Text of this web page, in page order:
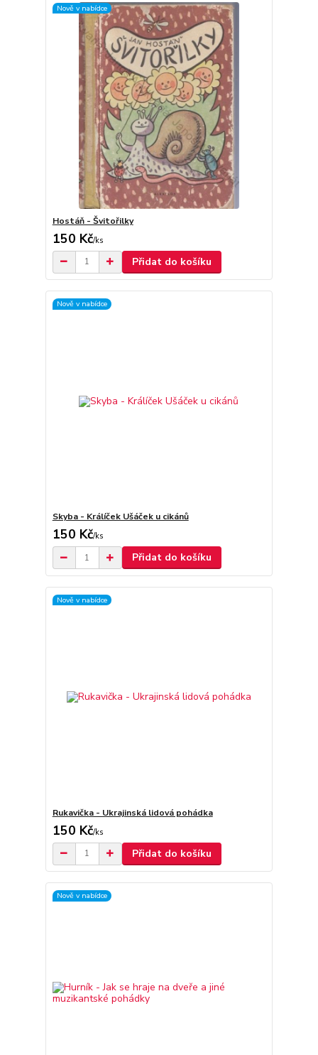
Nově v nabídce
Hostáň - Švitořilky
150 Kč/ks
Přidat do košíku
Nově v nabídce
Skyba - Králíček Ušáček u cikánů
150 Kč/ks
Přidat do košíku
Nově v nabídce
Rukavička - Ukrajinská lidová pohádka
150 Kč/ks
Přidat do košíku
Nově v nabídce